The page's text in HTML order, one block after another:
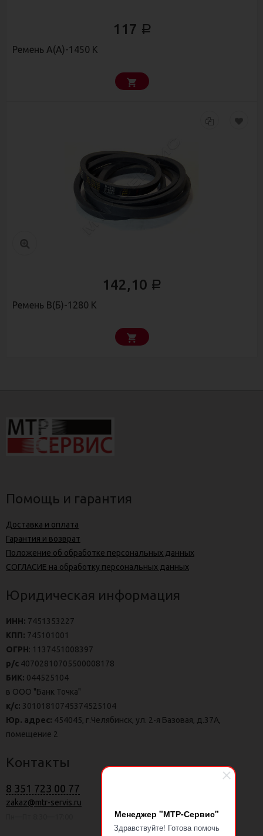
Менеджер "МТР-Сервис"
Здравствуйте! Готова помочь
117 Р
Ремень А(А)-1450 К
142,10 Р
Ремень В(Б)-1280 К
Помощь и гарантия
Доставка и оплата
Гарантия и возврат
Положение об обработке персональных данных
СОГЛАСИЕ на обработку персональных данных
Юридическая информация
ИНН: 7451353227
КПП: 745101001
ОГРН: 1137451008397
р/с 40702810705500008178
БИК: 044525104
в ООО "Банк Точка"
к/с: 30101810745374525104
Юр. адрес: 454045, г.Челябинск, ул. 2-я Базовая, д.37А,
помещение 2
Контакты
8 351 723 00 77
zakaz@mtr-servis.ru